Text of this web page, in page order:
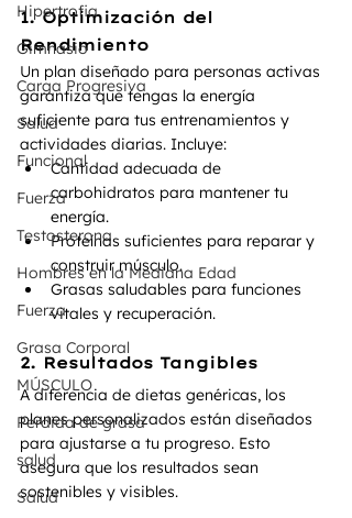
Hipertrofia
Gimnasio
Carga Progresiva
Salud
Funcional
Fuerza
Testosterona
Hombres en la Mediana Edad
Fuerza
Grasa Corporal
MÚSCULO
Perdida de grasa
salud
Salud
1. Optimización del
Rendimiento
Un plan diseñado para personas activas
garantiza que tengas la energía
suficiente para tus entrenamientos y
actividades diarias. Incluye:
Cantidad adecuada de
carbohidratos para mantener tu
energía.
Proteínas suficientes para reparar y
construir músculo.
Grasas saludables para funciones
vitales y recuperación.
2. Resultados Tangibles
A diferencia de dietas genéricas, los
planes personalizados están diseñados
para ajustarse a tu progreso. Esto
asegura que los resultados sean
sostenibles y visibles.